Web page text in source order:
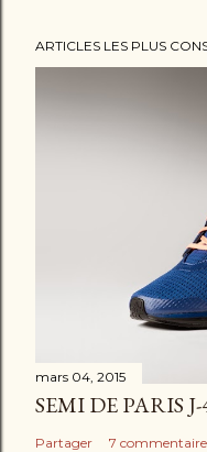
ARTICLES LES PLUS
mars 04, 2015
SEMI DE PARIS
Partager 7